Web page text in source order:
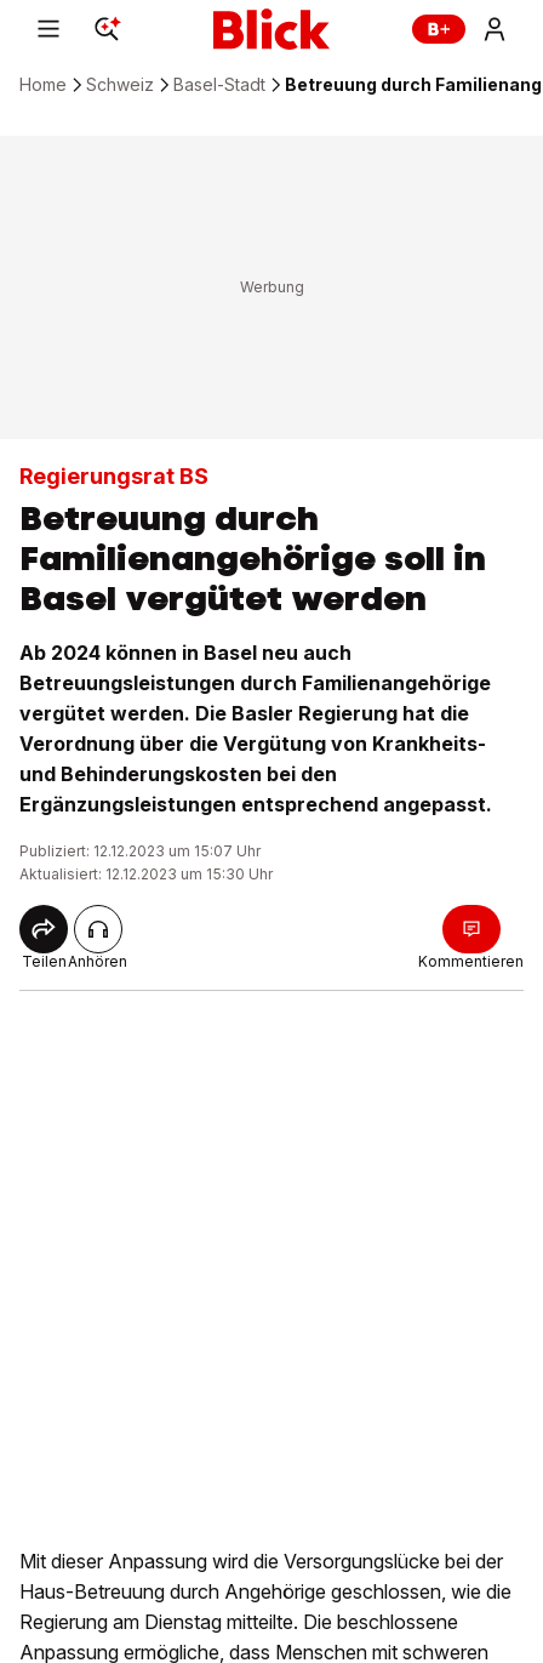
Home Schweiz Basel-Stadt Betreuung durch
Regierungsrat BS
Betreuung durch
Familienangehörige soll in
Basel vergütet werden
Ab 2024 können in Basel neu auch
Betreuungsleistungen durch Familienangehörige
vergütet werden. Die Basler Regierung hat die
Verordnung über die Vergütung von Krankheits-
und Behinderungskosten bei den
Ergänzungsleistungen entsprechend angepasst.
Publiziert: 12.12.2023 um 15:07 Uhr
Aktualisiert: 12.12.2023 um 15:30 Uhr
TeilenAnhören Kommentieren
Mit dieser Anpassung wird die Versorgungslücke bei der
Haus-Betreuung durch Angehörige geschlossen, wie die
Regierung am Dienstag mitteilte. Die beschlossene
Anpassung ermögliche, dass Menschen mit schweren